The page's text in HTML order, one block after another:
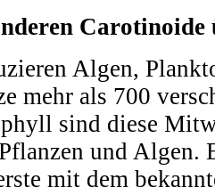
Carotinoide
Algen,
mehr als 700
sind diese
und Algen.
mit dem